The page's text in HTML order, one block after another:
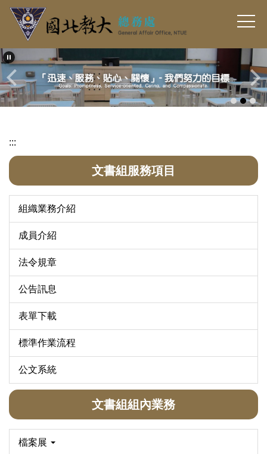
跳
要
內
容
區
:::
文書組服務項目
組織業務介紹
成員介紹
法令規章
公告訊息
表單下載
標準作業流程
公文系統
文書組組內業務
檔案展